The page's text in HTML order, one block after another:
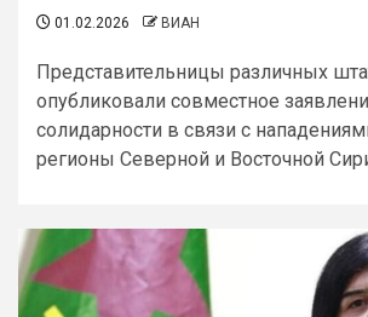
01.02.2026 ВИАН
Представительницы различных
опубликовали совместное
солидарности в связи с
регионы Северной и Восточной